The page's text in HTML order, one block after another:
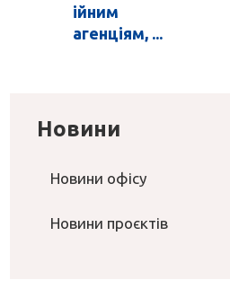
ійним
агенціям, ...
Новини
Новини офісу
Новини проєктів